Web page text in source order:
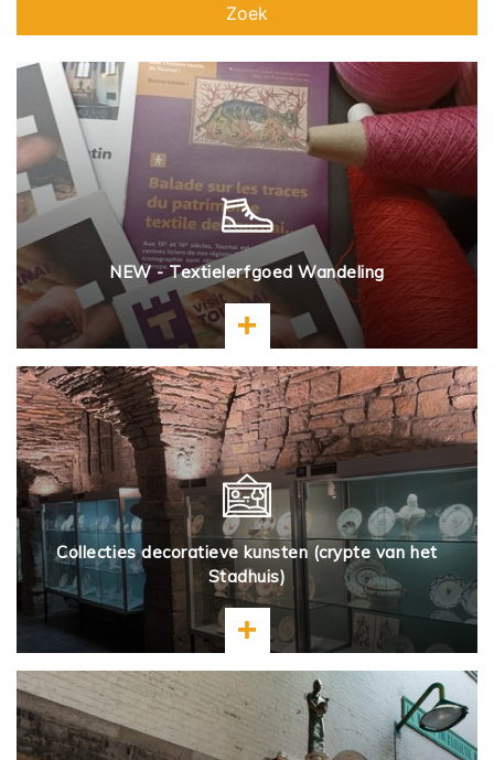
Zoek
NEW - Textielerfgoed Wandeling
Meer informatie
Collecties decoratieve kunsten (crypte van het
Stadhuis)
Meer informatie